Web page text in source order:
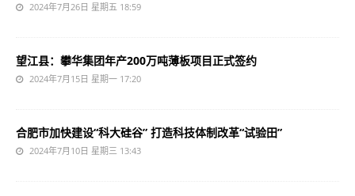
2024年7月26日 星期五 18:59
望江县：攀华集团年产200万吨薄板项目正式签约
2024年7月15日 星期一 17:20
合肥市加快建设“科大硅谷” 打造科技体制改革“试验田”
2024年7月10日 星期三 13:43